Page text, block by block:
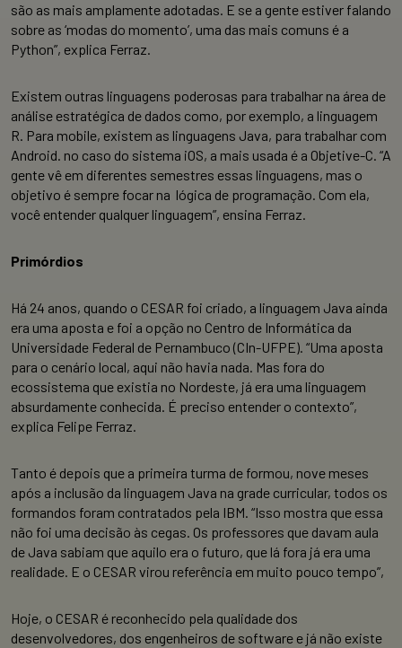
são as mais amplamente adotadas. E se a gente estiver falando
sobre as ‘modas do momento’, uma das mais comuns é a
Python”, explica Ferraz.
Existem outras linguagens poderosas para trabalhar na área de
análise estratégica de dados como, por exemplo, a linguagem
R. Para mobile, existem as linguagens Java, para trabalhar com
Android. no caso do sistema iOS, a mais usada é a Objetive-C. “A
gente vê em diferentes semestres essas linguagens, mas o
objetivo é sempre focar na lógica de programação. Com ela,
você entender qualquer linguagem”, ensina Ferraz.
Primórdios
Há 24 anos, quando o CESAR foi criado, a linguagem Java ainda
era uma aposta e foi a opção no Centro de Informática da
Universidade Federal de Pernambuco (CIn-UFPE). “Uma aposta
para o cenário local, aqui não havia nada. Mas fora do
ecossistema que existia no Nordeste, já era uma linguagem
absurdamente conhecida. É preciso entender o contexto”,
explica Felipe Ferraz.
Tanto é depois que a primeira turma de formou, nove meses
após a inclusão da linguagem Java na grade curricular, todos os
formandos foram contratados pela IBM. “Isso mostra que essa
não foi uma decisão às cegas. Os professores que davam aula
de Java sabiam que aquilo era o futuro, que lá fora já era uma
realidade. E o CESAR virou referência em muito pouco tempo”,
Hoje, o CESAR é reconhecido pela qualidade dos
desenvolvedores, dos engenheiros de software e já não existe